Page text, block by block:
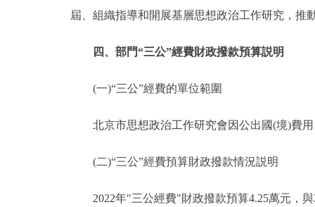
屆、組織指導和開展基層思想政治工作研究，推
四、部門“三公”經費財政撥款預算説明
(一)“三公”經費的單位範圍
北京市思想政治工作研究會因公出國(境)費用
(二)“三公”經費預算財政撥款情況説明
2022年"三公經費"財政撥款預算4.25萬元，與